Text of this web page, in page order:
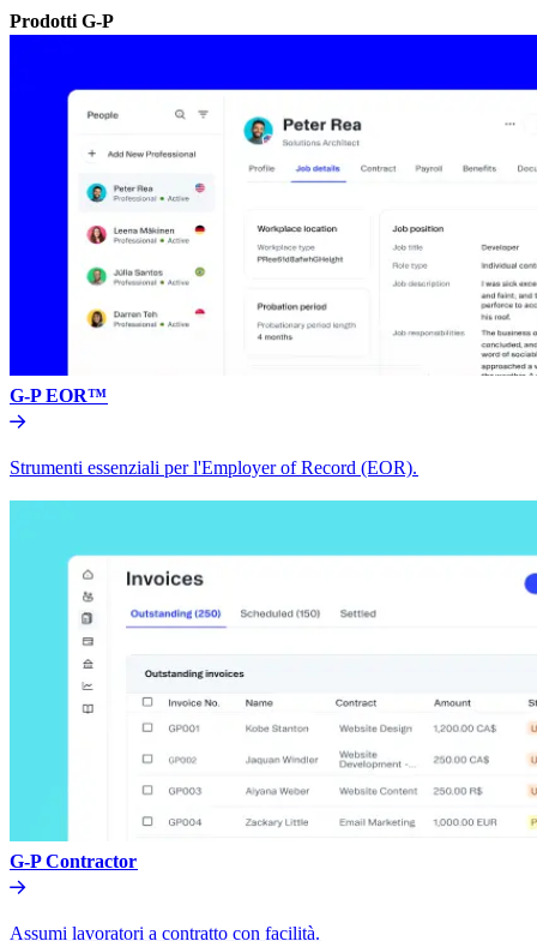
Prodotti G-P​​
G-P EOR™​​
Strumenti essenziali per l'Employer of Record (EOR).​​
G-P Contractor​​
Assumi lavoratori a contratto con facilità.​​